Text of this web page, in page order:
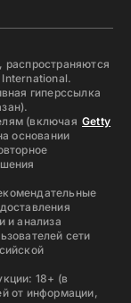
гиперссылка
(включая Getty
основании
и анализа
сети
18+ (в
от информации,